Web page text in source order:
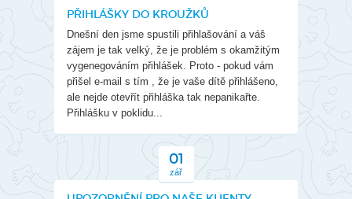
PŘIHLÁŠKY DO KROUŽKŮ
Dnešní den jsme spustili přihlašování a váš
zájem je tak velký, že je problém s okamžitým
vygenegováním přihlášek. Proto - pokud vám
přišel e-mail s tím , že je vaše dítě přihlášeno,
ale nejde otevřít přihláška tak nepanikařte.
Přihlášku v poklidu...
01
zář